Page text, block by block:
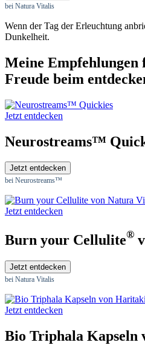
bei Natura Vitalis
Wenn der Tag der Erleuchtung
Dunkelheit.
Meine Empfehlungen
Freude beim
Jetzt entdecken
Neurostreams™
Jetzt entdecken
bei Neurostreams™
Jetzt entdecken
Burn your Cellulite®
Jetzt entdecken
bei Natura Vitalis
Jetzt entdecken
Bio Triphala Kapseln